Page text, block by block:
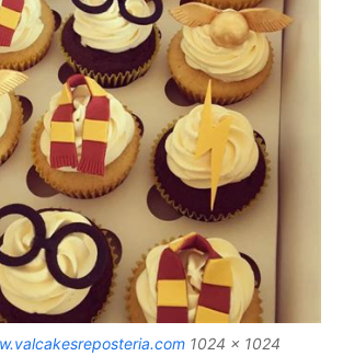
1024 x 1024